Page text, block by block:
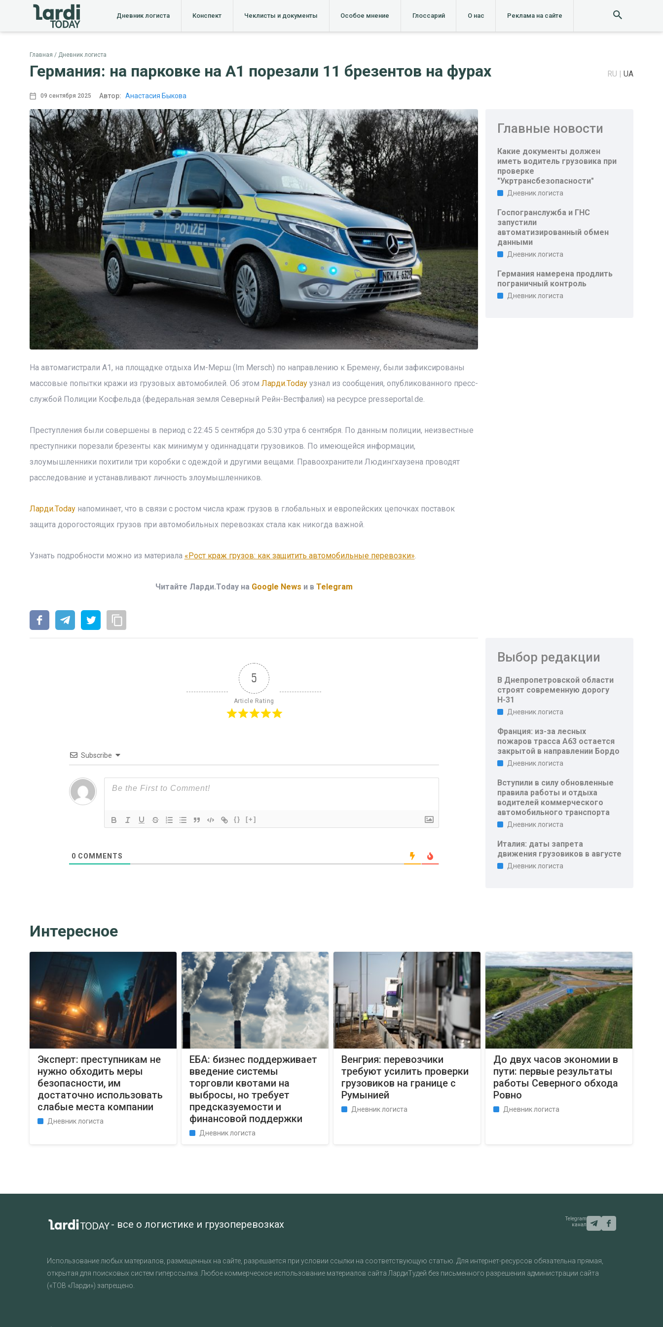
Дневник логиста Конспект Чеклисты и документы Особое мнение Глоссарий О нас Реклама на сайте
Главная Дневник логиста
Германия: на парковке на А1 порезали 11 брезентов на фурах RU UA
09 сентября 2025 Автор: Анастасия Быкова
На автомагистрали А1, на площадке отдыха Им-Мерш (Im Mersch) по направлению к Бремену, были зафиксированы
массовые попытки кражи из грузовых автомобилей. Об этом Ларди.Todayузнал из сообщения, опубликованного пресс-
службой Полиции Косфельда (федеральная земля Северный Рейн-Вестфалия) на ресурсе presseportal.de.
Преступления были совершены в период с 22:45 5 сентября до 5:30 утра 6 сентября. По данным полиции, неизвестные
преступники порезали брезенты как минимум у одиннадцати грузовиков. По имеющейся информации,
злоумышленники похитили три коробки с одеждой и другими вещами. Правоохранители Людингхаузена проводят
расследование и устанавливают личность злоумышленников.
Ларди.Todayнапоминает, что в связи с ростом числа краж грузов в глобальных и европейских цепочках поставок
защита дорогостоящих грузов при автомобильных перевозках стала как никогда важной.
Узнать подробности можно из материала «Рост краж грузов: как защитить автомобильные перевозки».
Читайте Ларди.Today на Google News и в Telegram
5
Article Rating
Subscribe
{} [+]
0 COMMENTS
Главные новости
Какие документы должен
иметь водитель грузовика при
проверке
"Укртрансбезопасности"
Дневник логиста
Госпогранслужба и ГНС
запустили
автоматизированный обмен
данными
Дневник логиста
Германия намерена продлить
пограничный контроль
Дневник логиста
Выбор редакции
В Днепропетровской области
строят современную дорогу
Н-31
Дневник логиста
Франция: из-за лесных
пожаров трасса A63 остается
закрытой в направлении Бордо
Дневник логиста
Вступили в силу обновленные
правила работы и отдыха
водителей коммерческого
автомобильного транспорта
Дневник логиста
Италия: даты запрета
движения грузовиков в августе
Дневник логиста
Интересное
Эксперт: преступникам не
нужно обходить меры
безопасности, им
достаточно использовать
слабые места компании
Дневник логиста
ЕБА: бизнес поддерживает
введение системы
торговли квотами на
выбросы, но требует
предсказуемости и
финансовой поддержки
Дневник логиста
Венгрия: перевозчики
требуют усилить проверки
грузовиков на границе с
Румынией
Дневник логиста
До двух часов экономии в
пути: первые результаты
работы Северного обхода
Ровно
Дневник логиста
- все о логистике и грузоперевозках
Telegram
канал
Использование любых материалов, размещенных на сайте, разрешается при условии ссылки на соответствующую статью. Для интернет-ресурсов обязательна прямая,
открытая для поисковых систем гиперссылка. Любое коммерческое использование материалов сайта ЛардиТудей без письменного разрешения администрации сайта
(«ТОВ «Ларди») запрещено.